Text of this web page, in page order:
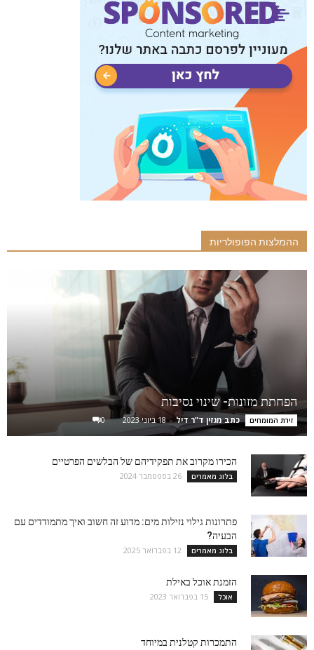
ההמלצות הפופולריות
הפחתת מזונות- שינוי נסיבות
זירת המומחים כתב מגזין ד"ר דיל - 18 ביוני 2023 0
הכירו מקרוב את תפקידיהם של הבלשים הפרטיים
בלוג מאמרים 26 בספטמבר 2024
פתרונות גילוי נזילות מים: מדוע זה חשוב ואיך מתמודדים עם
הבעיה?
בלוג מאמרים 12 בפברואר 2025
הזמנת אוכל באילת
אוכל 15 בפברואר 2023
התמכרות קטלנית במיוחד